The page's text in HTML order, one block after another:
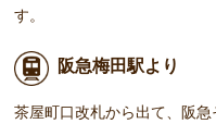
す。
阪急梅田駅より
茶屋町口改札から出て、阪